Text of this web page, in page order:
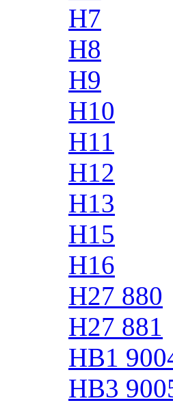
H7
H8
H9
H10
H11
H12
H13
H15
H16
H27 880
H27 881
HB1
HB3